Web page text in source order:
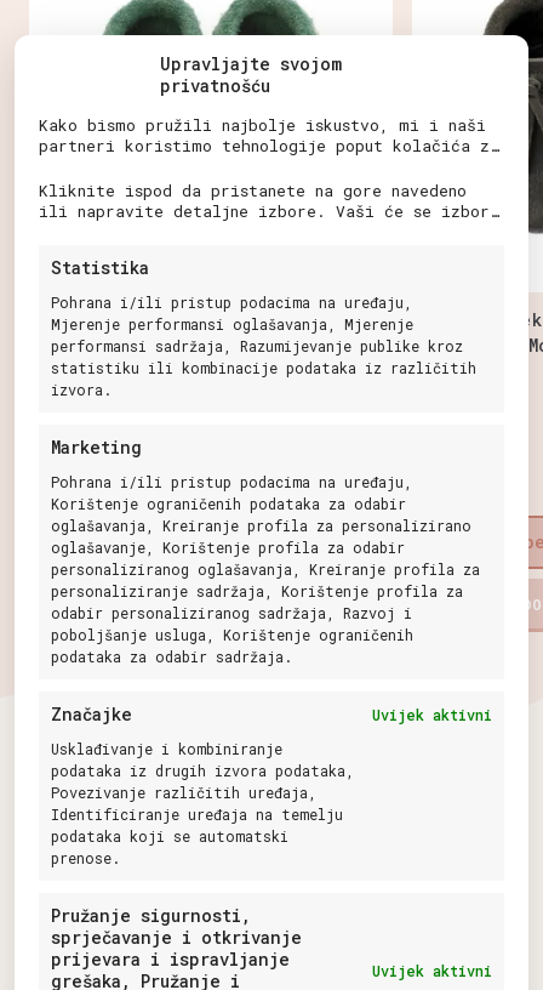
Upravljajte svojom
privatnošću
Kako bismo pružili najbolje iskustvo, mi i naši
partneri koristimo tehnologije poput kolačića za
Pristanak na ove tehnologije omogućit će nama i
našim partnerima obradu osobnih podataka kao što
su ponašanje pri pregledavanju ili jedinstveni
(ne)personalizirane oglase. Nepristanak ili
određene značajke i funkcije.
Kliknite ispod da pristanete na gore navedeno
ili napravite detaljne izbore. Vaši će se izbori
uključujući povlačenje privole, korištenjem
prekidača na Politici kolačića ili klikom na
gumb za upravljanje privolom na dnu ekrana.
Statistika
Pohrana i/ili pristup podacima na uređaju,
Mjerenje performansi oglašavanja, Mjerenje
performansi sadržaja, Razumijevanje publike kroz
statistiku ili kombinacije podataka iz različitih
izvora.
Marketing
Pohrana i/ili pristup podacima na uređaju,
Korištenje ograničenih podataka za odabir
oglašavanja, Kreiranje profila za personalizirano
oglašavanje, Korištenje profila za odabir
personaliziranog oglašavanja, Kreiranje profila za
personaliziranje sadržaja, Korištenje profila za
odabir personaliziranog sadržaja, Razvoj i
poboljšanje usluga, Korištenje ograničenih
podataka za odabir sadržaja.
Značajke
Uvijek aktivni
Usklađivanje i kombiniranje
podataka iz drugih izvora podataka,
Povezivanje različitih uređaja,
Identificiranje uređaja na temelju
podataka koji se automatski
prenose.
Pružanje sigurnosti,
sprječavanje i otkrivanje
prijevara i ispravljanje
grešaka, Pružanje i
Uvijek aktivni
Baobaby mekane dječje cipelice,
Mokasine Minti
39,99€
Odaberite veličinu
Baobaby
mekane
dječje
cipelice,
Minti
količina
DODAJ U KOŠARICU
varijanti.
mogu
odabrati
stranici
proizvoda
Baobaby
Baobaby
dječje
Oli
varijanti.
mogu
odabrati
stranici
proizvoda
(01) 48 22 132
info@baobaby.eu